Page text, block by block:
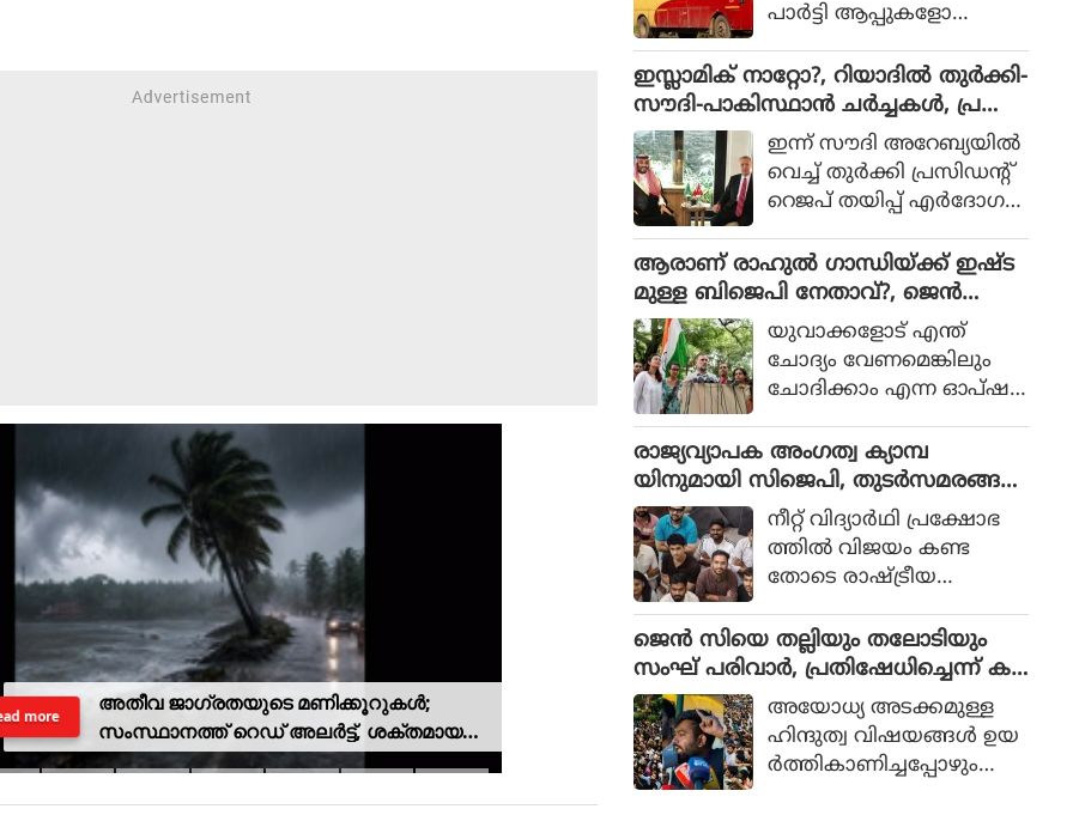
അതീവ ജാഗ്രതയുടെ മണിക്കൂറുകൾ;
സംസ്ഥാനത്ത് റെഡ് അലർട്ട്, ശക്തമായ
കാറ്റിനും സാധ്യത
more
പാര്‍ട്ടി ആപ്പുകളോ
ക്കാതെ ലളിതമായ
വാട്‌സാപ്പ് ചാറ്റിംഗിലൂടെ
ടിക്കറ്റ് ഉറപ്പാക്കാന്‍ ഇതുവ
ഴി സാധിക്കും. 94470 7102
1 എന്ന നമ്പര്‍ വഴിയാണ്
ടിക്കറ്റുകള്‍ ബുക്ക്
ചെയ്യാനാവുക.
ഇസ്ലാമിക് നാറ്റോ?, റിയാദിൽ തുർക്കി-
സൗദി-പാകിസ്ഥാൻ ചർച്ചകൾ, പ്ര
തിരോധകരാറിന് നീക്കംഇന്ന് സൗദി അറേബ്യയില്‍
വെച്ച് തുര്‍ക്കി പ്രസിഡന്റ്
റെജപ് തയിപ്പ് എര്‍ദോഗ
കിരീടാവകാശി മുഹമ്മദ്
ബിന്‍ സല്‍മാന്‍,
പാകിസ്ഥാന്‍ പ്രധാനമന്ത്രി
ഷെഹ്ബാസ് ഷെരീഫ് എ
ന്നിവര്‍ കൂടിക്കാഴ്ച നട
ത്തും.
ആരാണ് രാഹുൽ ഗാന്ധിയ്ക്ക് ഇഷ്ട
മുള്ള ബിജെപി നേതാവ്?, ജെൻ
സിയ്ക്ക് മറുപടി നൽകി പ്രതിപക്ഷ
നേതാവ്
യുവാക്കളോട് എന്ത്
ചോദ്യം വേണമെങ്കിലും
ചോദിക്കാം എന്ന ഓപ്ഷ
ല്‍കിയത്. ഇതിനിടെയാണ്
ഒരാള്‍ രാഹുല്‍ ഗാന്ധിക്ക്
ഇഷ്ടമുള്ള ബിജെപി
നേതാവ് ആരാണെന്ന
ചോദ്യം ഉയര്‍ത്തിയത്.
രാജ്യവ്യാപക അംഗത്വ ക്യാമ്പ
യിനുമായി സിജെപി, തുടർസമരങ്ങൾ
ക്കായി കോർ കമ്മിറ്റി, സെപ്റ്റംബർ
മുതൽ രാജ്യമാകെ ക്യാമ്പയിൻ
നീറ്റ് വിദ്യാര്‍ഥി പ്രക്ഷോഭ
ത്തില്‍ വിജയം കണ്ട
തോടെ രാഷ്ട്രീയ
മാറുമോ എന്ന ചോദ്യം ഉയ
ര്‍ന്നിരുന്നെങ്കിലും സ
ചെലുത്താന്‍ കഴിയുന്ന
ഗ്രൂപ്പായി മാറാനാണ്
സിജെപിയുടെ തീരുമാനം.
ജെൻ സിയെ തല്ലിയും തലോടിയും
സംഘ് പരിവാർ, പ്രതിഷേധിച്ചെന്ന് ക
രുതി വിദ്യാർഥികൾ രാജ്യദ്രോഹികൾ
അല്ലെന്ന് ആർഎസ്എസ്
അയോധ്യ അടക്കമുള്ള
ഹിന്ദുത്വ വിഷയങ്ങള്‍ ഉയ
ര്‍ത്തികാണിച്ചപ്പോഴും